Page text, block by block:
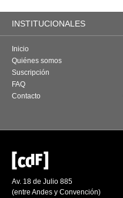
INSTITUCIONALES
Inicio
Quiénes somos
Suscripción
FAQ
Contacto
Av. 18 de Julio 885
(entre Andes y Convención)